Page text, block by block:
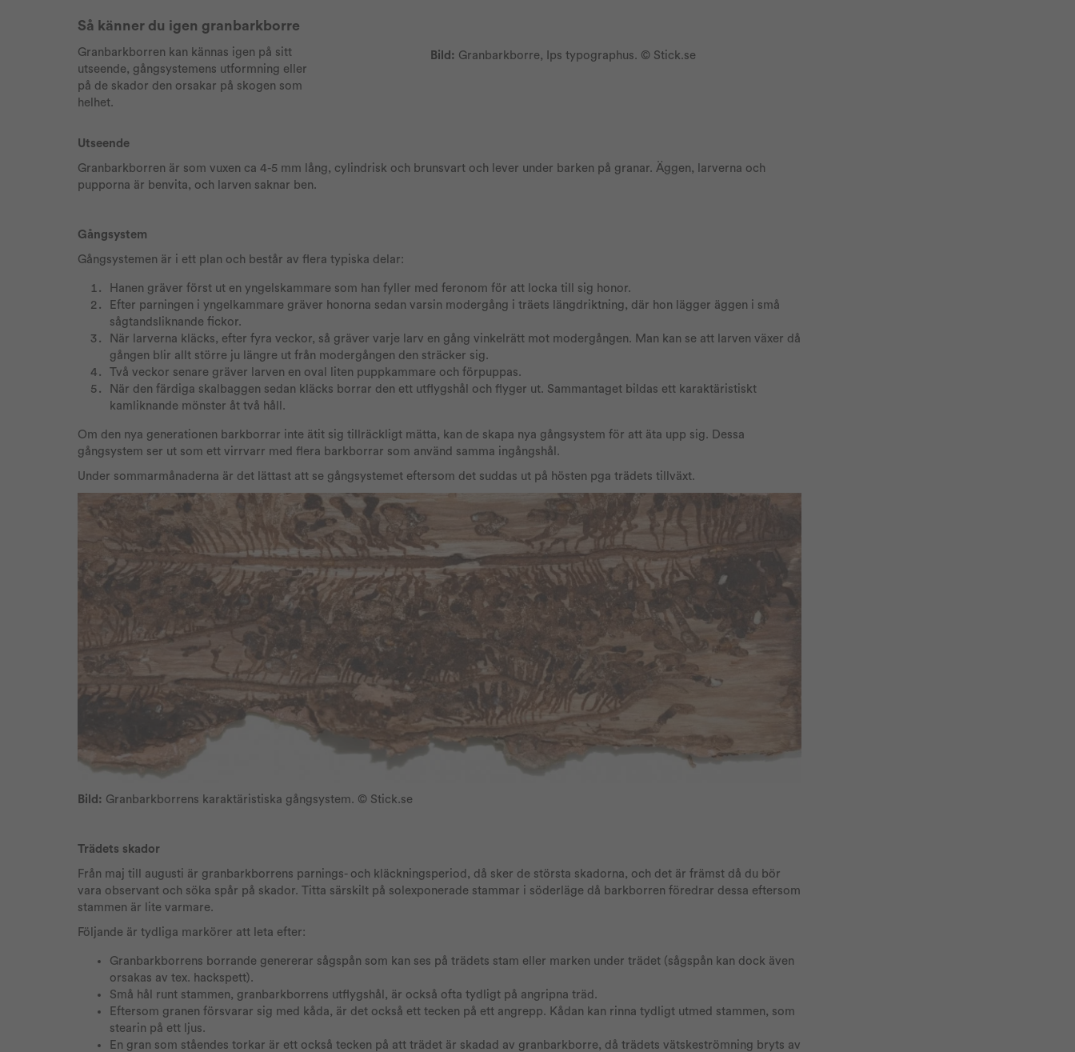
Så känner du igen granbarkborre
Granbarkborren kan kännas igen på sitt
utseende, gångsystemens utformning eller
på de skador den orsakar på skogen som
helhet.
Bild: Granbarkborre, Ips typographus. © Stick.se
Utseende
Granbarkborren är som vuxen ca 4-5 mm lång, cylindrisk och brunsvart och lever under barken på granar. Äggen, larverna och
pupporna är benvita, och larven saknar ben.
Gångsystem
Gångsystemen är i ett plan och består av flera typiska delar:
Hanen gräver först ut en yngelskammare som han fyller med feronom för att locka till sig honor.
Efter parningen i yngelkammare gräver honorna sedan varsin modergång i träets längdriktning, där hon lägger äggen i små
sågtandsliknande fickor.
När larverna kläcks, efter fyra veckor, så gräver varje larv en gång vinkelrätt mot modergången. Man kan se att larven växer då
gången blir allt större ju längre ut från modergången den sträcker sig.
Två veckor senare gräver larven en oval liten puppkammare och förpuppas.
När den färdiga skalbaggen sedan kläcks borrar den ett utflygshål och flyger ut. Sammantaget bildas ett karaktäristiskt
kamliknande mönster åt två håll.
Om den nya generationen barkborrar inte ätit sig tillräckligt mätta, kan de skapa nya gångsystem för att äta upp sig. Dessa
gångsystem ser ut som ett virrvarr med flera barkborrar som använd samma ingångshål.
Under sommarmånaderna är det lättast att se gångsystemet eftersom det suddas ut på hösten pga trädets tillväxt.
Bild: Granbarkborrens karaktäristiska gångsystem. © Stick.se
Trädets skador
Från maj till augusti är granbarkborrens parnings- och kläckningsperiod, då sker de största skadorna, och det är främst då du bör
vara observant och söka spår på skador. Titta särskilt på solexponerade stammar i söderläge då barkborren föredrar dessa eftersom
stammen är lite varmare.
Följande är tydliga markörer att leta efter:
Granbarkborrens borrande genererar sågspån som kan ses på trädets stam eller marken under trädet (sågspån kan dock även
orsakas av tex. hackspett).
Små hål runt stammen, granbarkborrens utflygshål, är också ofta tydligt på angripna träd.
Eftersom granen försvarar sig med kåda, är det också ett tecken på ett angrepp. Kådan kan rinna tydligt utmed stammen, som
stearin på ett ljus.
En gran som ståendes torkar är ett också tecken på att trädet är skadad av granbarkborre, då trädets vätskeströmning bryts av